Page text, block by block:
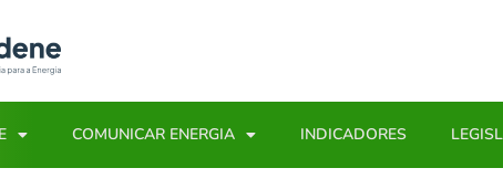
COMUNICAR ENERGIA INDICADORES